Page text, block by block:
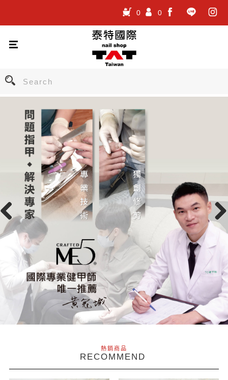
0
0
Previous Next
熱銷商品
RECOMMEND